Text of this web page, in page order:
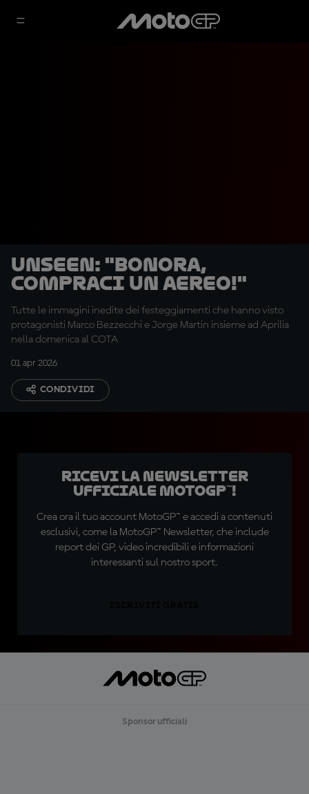
UNSEEN: "Bonora,
compraci un aereo!"
Tutte le immagini inedite dei festeggiamenti che hanno visto
protagonisti Marco Bezzecchi e Jorge Martin insieme ad Aprilia
nella domenica al COTA
01 apr 2026
CONDIVIDI
Ricevi la newsletter
ufficiale MotoGP™!
Crea ora il tuo account MotoGP™ e accedi a contenuti
esclusivi, come la MotoGP™ Newsletter, che include
report dei GP, video incredibili e informazioni
interessanti sul nostro sport.
Sponsor ufficiali